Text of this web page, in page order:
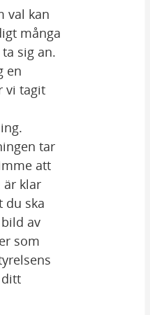
val kan
många
sig an.
en
vi tagit
tar
att
är klar
du ska
av
som